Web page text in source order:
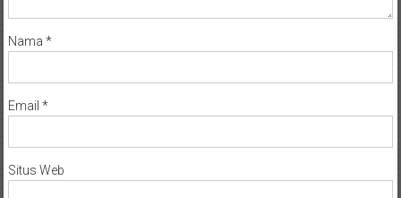
Nama *
Email *
Situs Web